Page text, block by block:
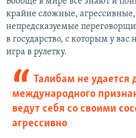
крайне сложные,
непредсказуемые
в государство, с которым у
игра в рулетку.
Талибам не удается
международного
ведут себя со своими
агрессивно